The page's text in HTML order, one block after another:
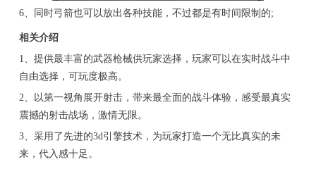
6、同时弓箭也可以放出各种技能，不过都是有时间限制的;
相关介绍
1、提供最丰富的武器枪械供玩家选择，玩家可以在实时战斗中
自由选择，可玩度极高。
2、以第一视角展开射击，带来最全面的战斗体验，感受最真实
震撼的射击战场，激情无限。
3、采用了先进的3d引擎技术，为玩家打造一个无比真实的未
来，代入感十足。